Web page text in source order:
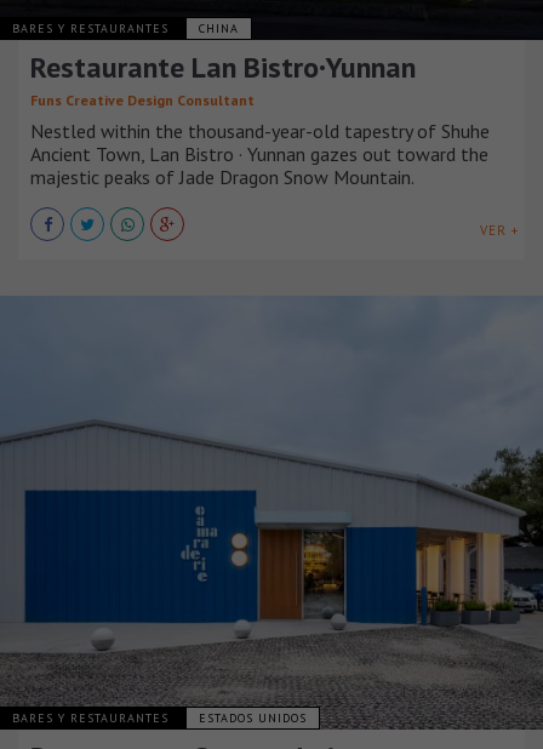
BARES Y RESTAURANTES CHINA
Restaurante Lan Bistro·Yunnan
Funs Creative Design Consultant
Nestled within the thousand-year-old tapestry of Shuhe
Ancient Town, Lan Bistro · Yunnan gazes out toward the
majestic peaks of Jade Dragon Snow Mountain.
VER +
BARES Y RESTAURANTES ESTADOS UNIDOS